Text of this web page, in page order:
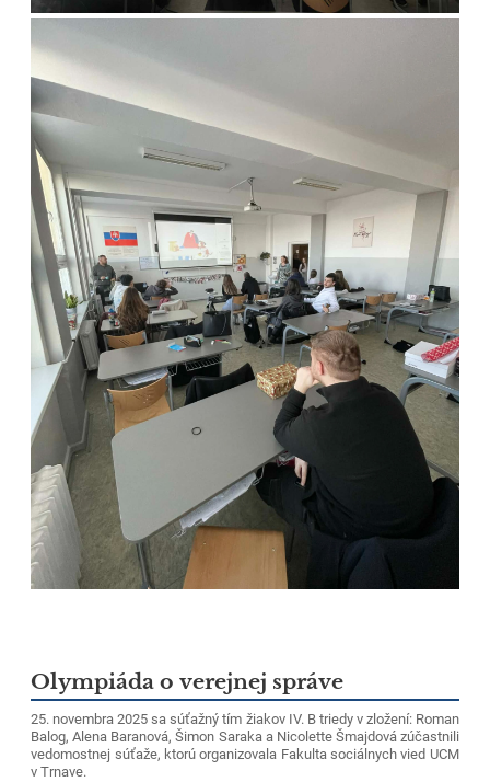
Olympiáda o verejnej správe
25. novembra 2025 sa súťažný tím žiakov IV. B triedy v zložení: Roman
Balog, Alena Baranová, Šimon Saraka a Nicolette Šmajdová zúčastnili
vedomostnej súťaže, ktorú organizovala Fakulta sociálnych vied UCM
v Trnave.